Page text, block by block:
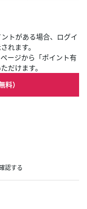
トがある場合、ログイ
れます。
ージから「ポイント有
だけます。
）
認する